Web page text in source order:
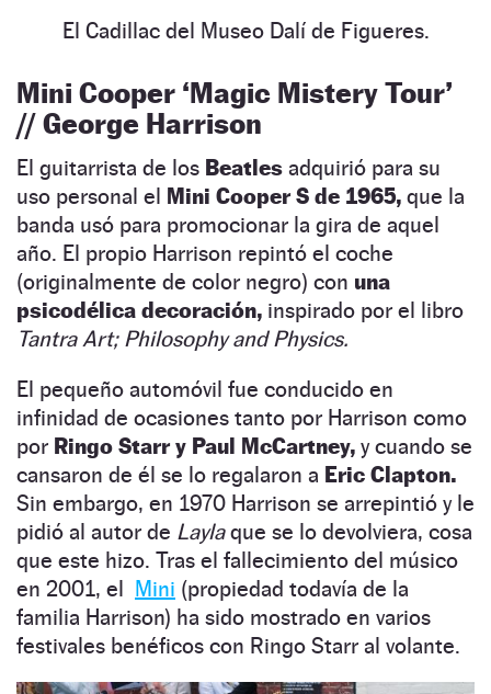
El Cadillac del Museo Dalí de Figueres.
Mini Cooper ‘Magic Mistery Tour’
// George Harrison
El guitarrista de los Beatles adquirió para su
uso personal el Mini Cooper S de 1965, que la
banda usó para promocionar la gira de aquel
año. El propio Harrison repintó el coche
(originalmente de color negro) con una
psicodélica decoración, inspirado por el libro
Tantra Art; Philosophy and Physics.
El pequeño automóvil fue conducido en
infinidad de ocasiones tanto por Harrison como
por Ringo Starr y Paul McCartney, y cuando se
cansaron de él se lo regalaron a Eric Clapton.
Sin embargo, en 1970 Harrison se arrepintió y le
pidió al autor de Laylaque se lo devolviera, cosa
que este hizo. Tras el fallecimiento del músico
en 2001, el Mini (propiedad todavía de la
familia Harrison) ha sido mostrado en varios
festivales benéficos con Ringo Starr al volante.